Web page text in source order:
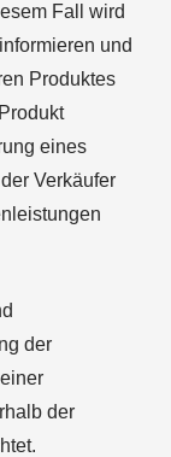
Fall wird
und
Produktes
eines
Verkäufer
der
der